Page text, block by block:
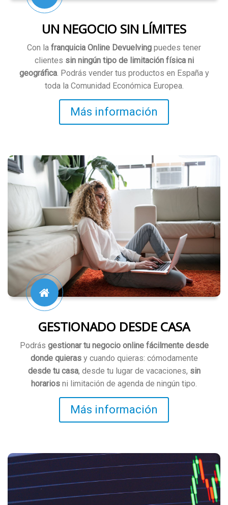
UN NEGOCIO SIN LÍMITES
Con la franquicia Online Devuelving puedes tener
clientes sin ningún tipo de limitación física ni
geográfica. Podrás vender tus productos en España y
toda la Comunidad Económica Europea.
Más información
GESTIONADO DESDE CASA
Podrás gestionar tu negocio online fácilmente desde
donde quierasy cuando quieras: cómodamente
desde tu casa, desde tu lugar de vacaciones, sin
horarios ni limitación de agenda de ningún tipo.
Más información